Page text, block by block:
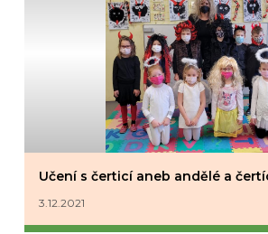
Učení s čerticí aneb andělé a
3.12.2021